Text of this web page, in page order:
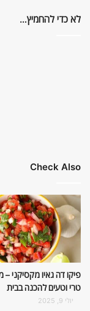
לא כדי להחמיץ…
Check Also
פיקו דה גאיו מקסיקני –
טרי וטעים להכנה בבית
יולי 9, 2025